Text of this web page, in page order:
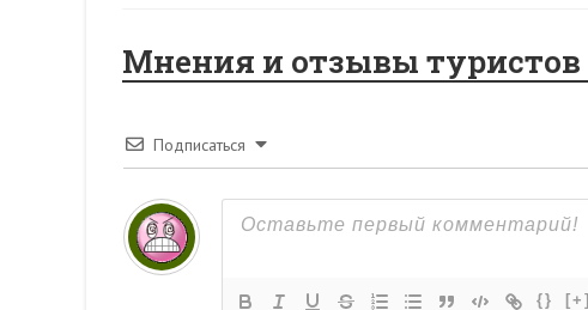
Мнения и отзывы туристов
Подписаться
{} [+]